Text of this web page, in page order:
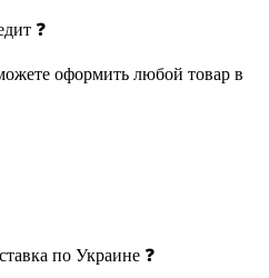
❓
оформить любой товар в
по Украине ❓